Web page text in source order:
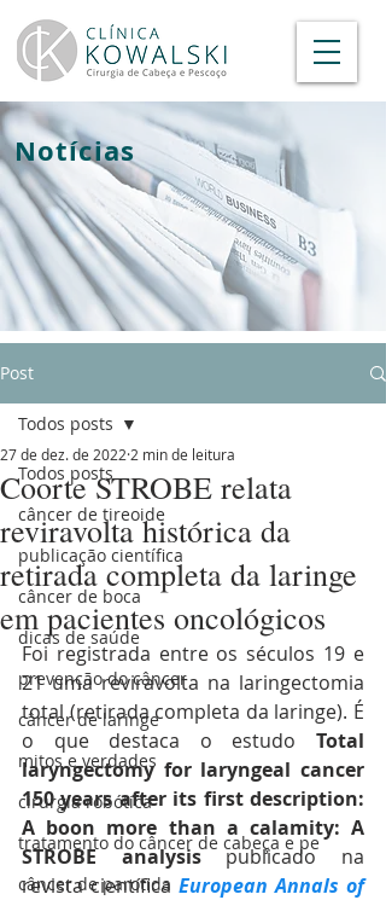
Notícias
Post
Todos posts
câncer de tireoide
publicação científica
câncer de boca
dicas de saúde
prevenção do câncer
câncer de laringe
mitos e verdades
cirurgia robótica
tratamento do câncer de cabeça e pe
câncer de parotida
Todos posts
Coorte STROBE relata
reviravolta histórica da
retirada completa da laringe
em pacientes oncológicos
27 de dez. de 2022 2 min de leitura
Foi registrada entre os séculos 19 e
21 uma reviravolta na laringectomia
total (retirada completa da laringe). É
o que destaca o estudo Total
laryngectomy for laryngeal cancer
150 years after its first description:
A boon more than a calamity: A
STROBE analysis publicado na
revista científica European Annals of